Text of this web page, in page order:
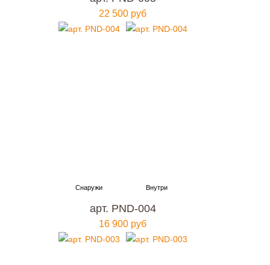
22 500 руб
арт. PND-004
16 900 руб